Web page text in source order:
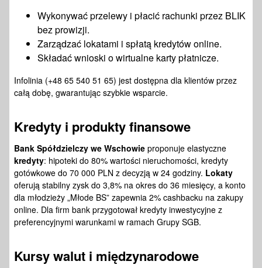
Wykonywać przelewy i płacić rachunki przez BLIK
bez prowizji.
Zarządzać lokatami i spłatą kredytów online.
Składać wnioski o wirtualne karty płatnicze.
Infolinia (+48 65 540 51 65) jest dostępna dla klientów przez
całą dobę, gwarantując szybkie wsparcie.
Kredyty i produkty finansowe
Bank Spółdzielczy we Wschowie proponuje elastyczne
kredyty: hipoteki do 80% wartości nieruchomości, kredyty
gotówkowe do 70 000 PLN z decyzją w 24 godziny. Lokaty
oferują stabilny zysk do 3,8% na okres do 36 miesięcy, a konto
dla młodzieży „Młode BS” zapewnia 2% cashbacku na zakupy
online. Dla firm bank przygotował kredyty inwestycyjne z
preferencyjnymi warunkami w ramach Grupy SGB.
Kursy walut i międzynarodowe